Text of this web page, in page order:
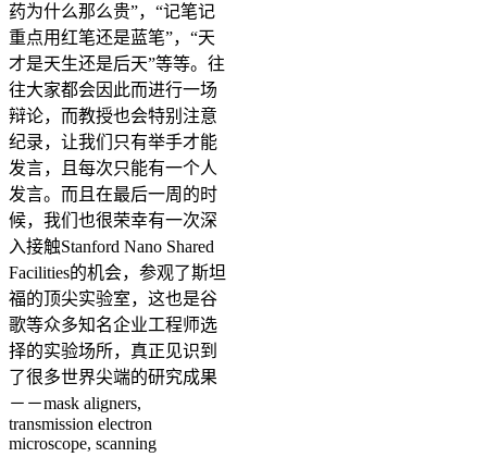
药为什么那么贵”，“记笔记
重点用红笔还是蓝笔”，“天
才是天生还是后天”等等。往
往大家都会因此而进行一场
辩论，而教授也会特别注意
纪录，让我们只有举手才能
发言，且每次只能有一个人
发言。而且在最后一周的时
候，我们也很荣幸有一次深
入接触Stanford Nano Shared
Facilities的机会，参观了斯坦
福的顶尖实验室，这也是谷
歌等众多知名企业工程师选
择的实验场所，真正见识到
了很多世界尖端的研究成果
－－mask aligners,
transmission electron
microscope, scanning